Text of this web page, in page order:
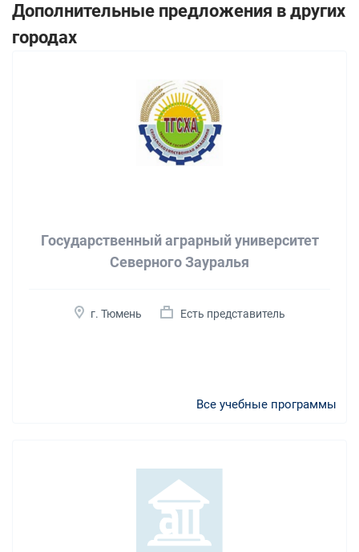
Дополнительные предложения в других
городах
Государственный аграрный университет
Северного Зауралья
г. Тюмень Есть представитель
Все учебные программы